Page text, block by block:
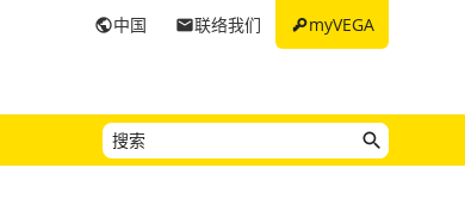
keymyVEGA
email联络我们
public中国